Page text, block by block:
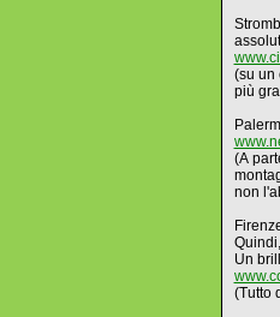
(su un
più
(A
non
Un
(Tutto